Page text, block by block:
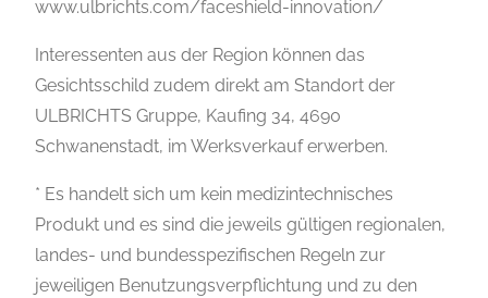
www.ulbrichts.com/faceshield-innovation/
Interessenten aus der Region können das
Gesichtsschild zudem direkt am Standort der
ULBRICHTS Gruppe, Kaufing 34, 4690
Schwanenstadt, im Werksverkauf erwerben.
* Es handelt sich um kein medizintechnisches
Produkt und es sind die jeweils gültigen regionalen,
landes- und bundesspezifischen Regeln zur
jeweiligen Benutzungsverpflichtung und zu den